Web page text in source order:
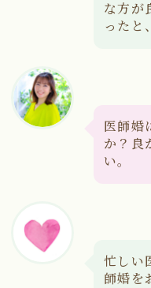
な方が
ったと
医師婚
か？良
い。
忙しい
師婚を